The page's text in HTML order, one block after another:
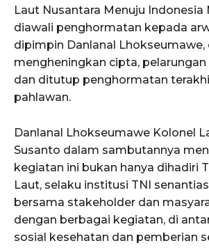
Laut Nusantara Menuju Indonesia
diawali penghormatan kepada
dipimpin Danlanal Lhokseumawe,
mengheningkan cipta, pelarungan
dan ditutup penghormatan
pahlawan.
Danlanal Lhokseumawe Kolonel
Susanto dalam sambutannya
kegiatan ini bukan hanya dihadiri
Laut, selaku institusi TNI
bersama stakeholder dan
dengan berbagai kegiatan, di
sosial kesehatan dan pemberian